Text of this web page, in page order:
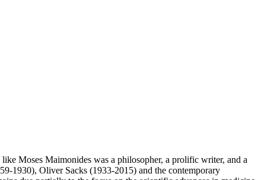
Moses Maimonides was a philosopher, a prolific writer, and a
1930), Oliver Sacks (1933-2015) and the contemporary